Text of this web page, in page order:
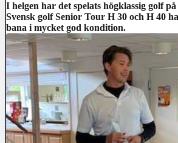
I helgen har det spelats högklassig golf
Svensk golf Senior Tour H 30 och H 40
bana i mycket god kondition.